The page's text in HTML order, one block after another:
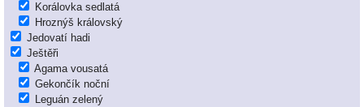
Korálovka sedlatá
Hroznýš královský
Jedovatí hadi
Ještěři
Agama vousatá
Gekončík noční
Leguán zelený